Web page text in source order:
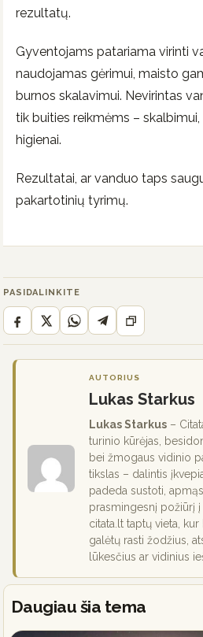
rezultatų.
Gyventojams patariama virinti
naudojamas gėrimui, maisto
burnos skalavimui. Nevirintas
tik buities reikmėms –
higienai.
Rezultatai, ar vanduo taps
pakartotinių tyrimų.
PASIDALINKITE
AUTORIUS
Lukas Starkus
Lukas Starkus –
turinio kūrėjas,
bei žmogaus vidinio
tikslas – dalintis
padeda sustoti,
prasmingesnį požiūrį į
citata.lt taptų vieta,
galėtų rasti žodžius,
lūkesčius ar vidinius
Daugiau šia tema